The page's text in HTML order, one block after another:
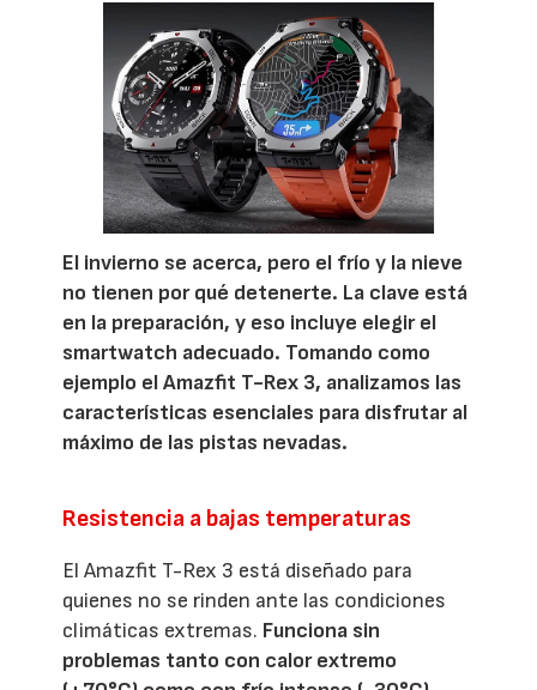
El invierno se acerca, pero el frío y la nieve
no tienen por qué detenerte. La clave está
en la preparación, y eso incluye elegir el
smartwatch adecuado. Tomando como
ejemplo el Amazfit T-Rex 3, analizamos las
características esenciales para disfrutar al
máximo de las pistas nevadas.
Resistencia a bajas temperaturas
El Amazfit T-Rex 3 está diseñado para
quienes no se rinden ante las condiciones
climáticas extremas. Funciona sin
problemas tanto con calor extremo